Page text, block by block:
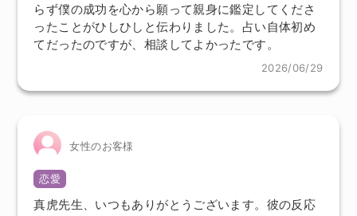
らず僕の成功を心から願って親身に鑑定してくださ
ったことがひしひしと伝わりました。占い自体初め
てだったのですが、相談してよかったです。
2026/06/29
女性のお客様
恋愛
真虎先生、いつもありがとうございます。彼の反応